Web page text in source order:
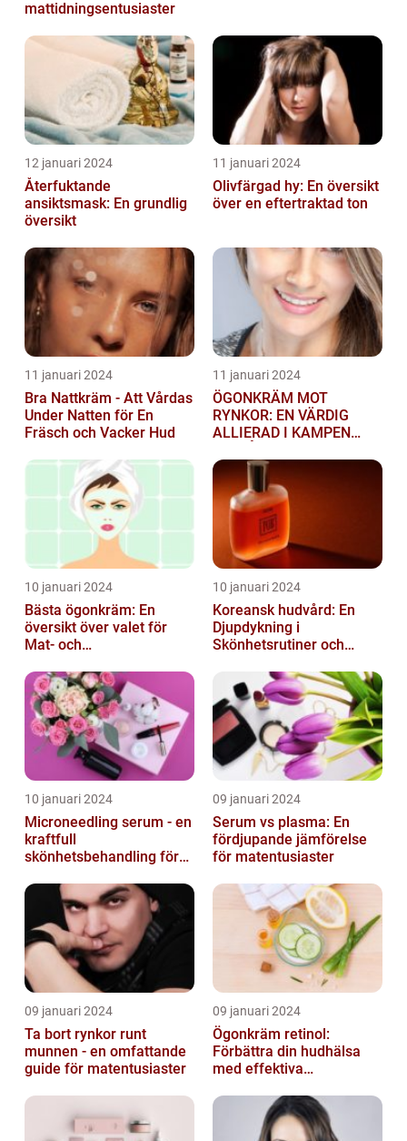
mattidningsentusiaster
12 januari 2024
Återfuktande
ansiktsmask: En grundlig
översikt
11 januari 2024
Olivfärgad hy: En översikt
över en eftertraktad ton
11 januari 2024
Bra Nattkräm - Att Vårdas
Under Natten för En
Fräsch och Vacker Hud
11 januari 2024
ÖGONKRÄM MOT
RYNKOR: EN VÄRDIG
ALLIERAD I KAMPEN
10 januari 2024
Bästa ögonkräm: En
översikt över valet för
Mat- och
10 januari 2024
Koreansk hudvård: En
Djupdykning i
Skönhetsrutiner och
10 januari 2024
Microneedling serum - en
kraftfull
skönhetsbehandling för
09 januari 2024
Serum vs plasma: En
fördjupande jämförelse
för matentusiaster
09 januari 2024
Ta bort rynkor runt
munnen - en omfattande
guide för matentusiaster
09 januari 2024
Ögonkräm retinol:
Förbättra din hudhälsa
med effektiva